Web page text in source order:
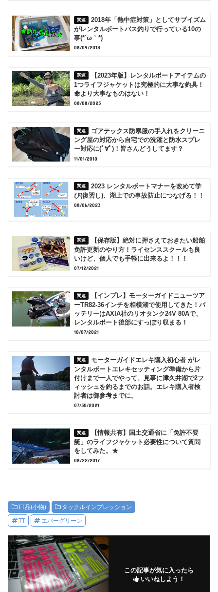
2018年「熱中症対策」としてサブイズム
がレンタルボートバス釣りで行っている10の
事(*´ω｀*)
08/09/2018
【2023年版】レンタルボートアイテムの
1つライフジャケットは究極的に大事な釣具！
命より大事なものはない！
08/08/2023
ゴアテックス防寒服の手入れをクリーニ
ング屋の対応から自宅での洗濯と防水スプレ
ー対応に(ﾟ∀ﾟ)！皆さんどうしてます？
11/01/2018
2023 レンタルボートマナーを改めて学
び(復習し)、湖上での事故防止につなげる！！
08/06/2023
【保存版】絶対に押さえておきたい船舶
免許更新のやり方！ライセンススクールも良
いけど、個人でも手軽に出来るよ！！！
07/12/2021
【インプレ】モーターガイドニューツア
ーTR82-36インチを相模湖で使用してきた！バ
ッテリーはAXIA社のリオタンク24V 80Aで、
レンタルボート後部にすっぽり収まる！
10/07/2021
モーターガイドエレキ購入初心者 がレ
ンタルボートエレキセッティング準備から片
付けまで一人でやって、見事に津久井湖で2フ
ィッシュを釣るまでのお話。エレキ購入者検
討者は御参考までに。
07/30/2021
【情報共有】国土交通省に「免許不要
艇」のライフジャケット必要性について質問
をしてみた。★
08/22/2017
TT品(小物) タックルインプレッション
TT エバーグリーン
この記事が気に入ったら
いいねしよう！